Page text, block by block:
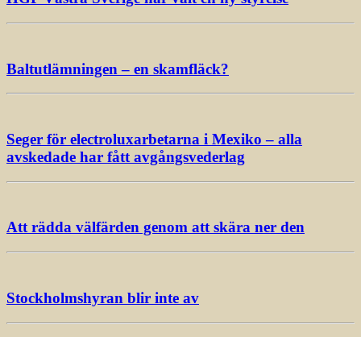
Baltutlämningen – en skamfläck?
Seger för electroluxarbetarna i Mexiko – alla
avskedade har fått avgångsvederlag
Att rädda välfärden genom att skära ner den
Stockholmshyran blir inte av